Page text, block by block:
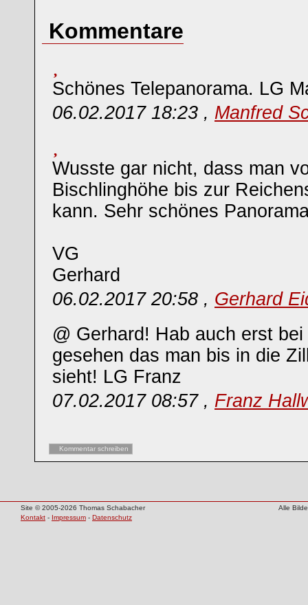
Kommentare
Schönes Telepanorama. LG
06.02.2017 18:23 , Manfred
Wusste gar nicht, dass man
Bischlinghöhe bis zur
kann. Sehr schönes
VG
Gerhard
06.02.2017 20:58 , Gerhard
@ Gerhard! Hab auch erst
gesehen das man bis in die
sieht! LG Franz
07.02.2017 08:57 , Franz
Kommentar schreiben
Site © 2005-2026 Thomas Schabacher
Alle
Kontakt - Impressum - Datenschutz